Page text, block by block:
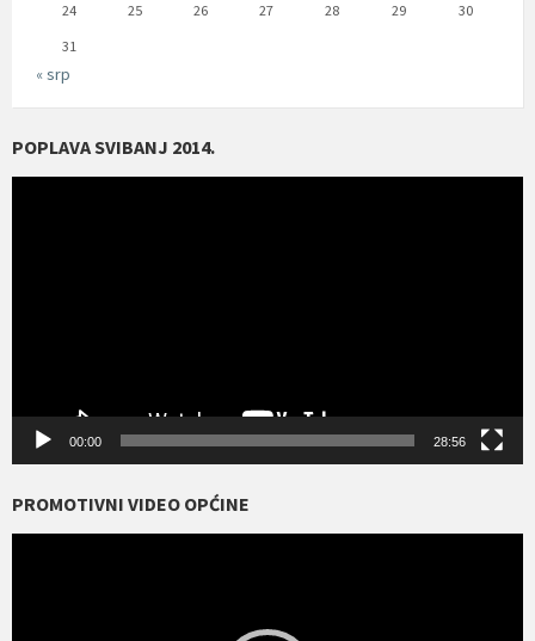
24
25 26 27 28 29
30
31
« srp
POPLAVA SVIBANJ 2014.
00:00 28:56
PROMOTIVNI VIDEO OPĆINE